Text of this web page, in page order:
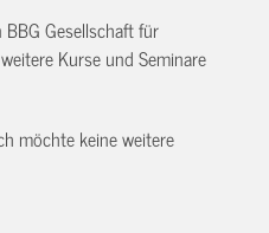
Gesellschaft für
Kurse und Seminare
möchte keine weitere